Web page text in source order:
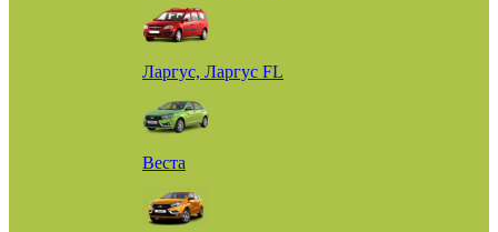
Ларгус, Ларгус FL
Веста